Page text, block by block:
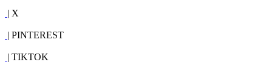
| X
| PINTEREST
| TIKTOK